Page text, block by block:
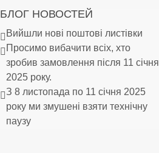
БЛОГ НОВОСТЕЙ
Вийшли нові поштові листівки
Просимо вибачити всіх, хто
зробив замовлення після 11 січня
2025 року.
З 8 листопада по 11 січня 2025
року ми змушені взяти технічну
паузу